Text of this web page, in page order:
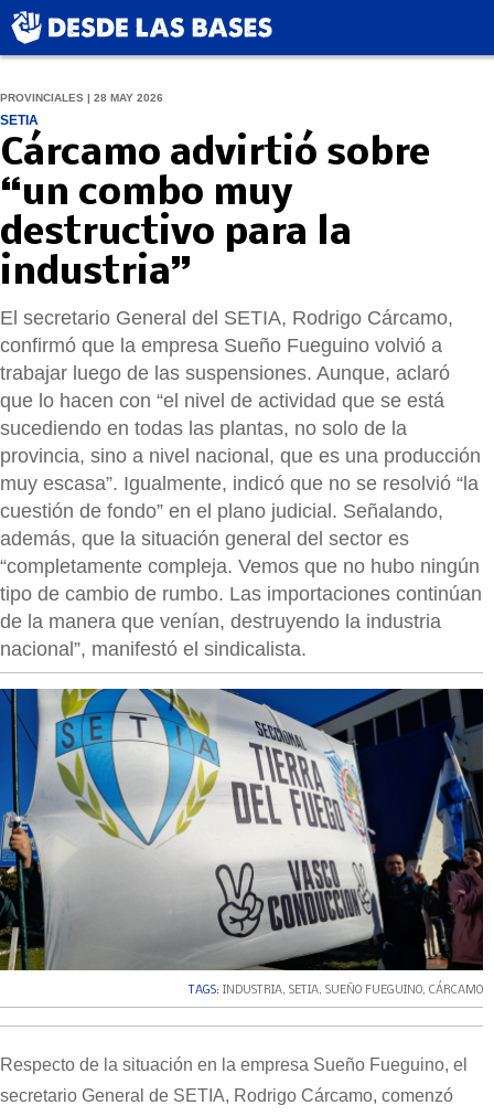
PROVINCIALES | 28 MAY 2026
SETIA
Cárcamo advirtió sobre
“un combo muy
destructivo para la
industria”
El secretario General del SETIA, Rodrigo Cárcamo,
confirmó que la empresa Sueño Fueguino volvió a
trabajar luego de las suspensiones. Aunque, aclaró
que lo hacen con “el nivel de actividad que se está
sucediendo en todas las plantas, no solo de la
provincia, sino a nivel nacional, que es una producción
muy escasa”. Igualmente, indicó que no se resolvió “la
cuestión de fondo” en el plano judicial. Señalando,
además, que la situación general del sector es
“completamente compleja. Vemos que no hubo ningún
tipo de cambio de rumbo. Las importaciones continúan
de la manera que venían, destruyendo la industria
nacional”, manifestó el sindicalista.
TAGS: INDUSTRIA, SETIA, SUEÑO FUEGUINO, CÁRCAMO
Respecto de la situación en la empresa Sueño Fueguino, el
secretario General de SETIA, Rodrigo Cárcamo, comenzó